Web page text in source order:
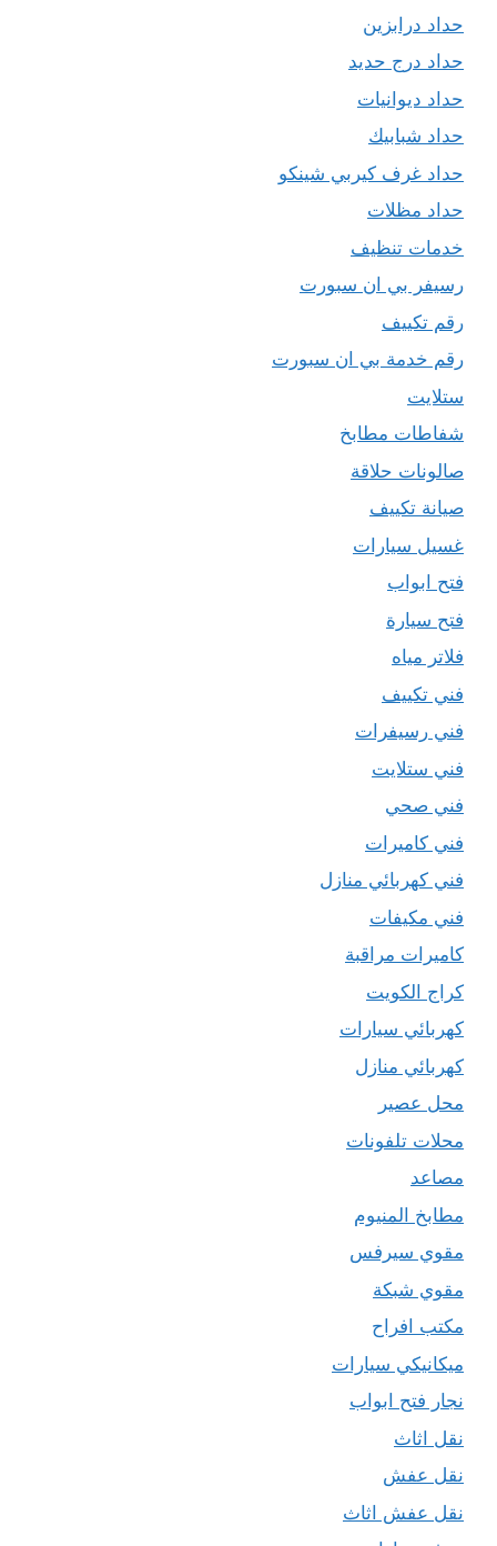
حداد درابزين
حداد درج حديد
حداد ديوانيات
حداد شبابيك
حداد غرف كيربي شينكو
حداد مظلات
خدمات تنظيف
رسيفر بي ان سبورت
رقم تكييف
رقم خدمة بي ان سبورت
ستلايت
شفاطات مطابخ
صالونات حلاقة
صيانة تكييف
غسيل سيارات
فتح ابواب
فتح سيارة
فلاتر مياه
فني تكييف
فني رسيفرات
فني ستلايت
فني صحي
فني كاميرات
فني كهربائي منازل
فني مكيفات
كاميرات مراقبة
كراج الكويت
كهربائي سيارات
كهربائي منازل
محل عصير
محلات تلفونات
مصاعد
مطابخ المنيوم
مقوي سيرفس
مقوي شبكة
مكتب افراح
ميكانيكي سيارات
نجار فتح ابواب
نقل اثاث
نقل عفش
نقل عفش اثاث